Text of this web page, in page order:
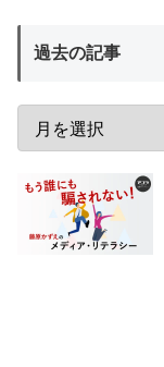
過去の記事